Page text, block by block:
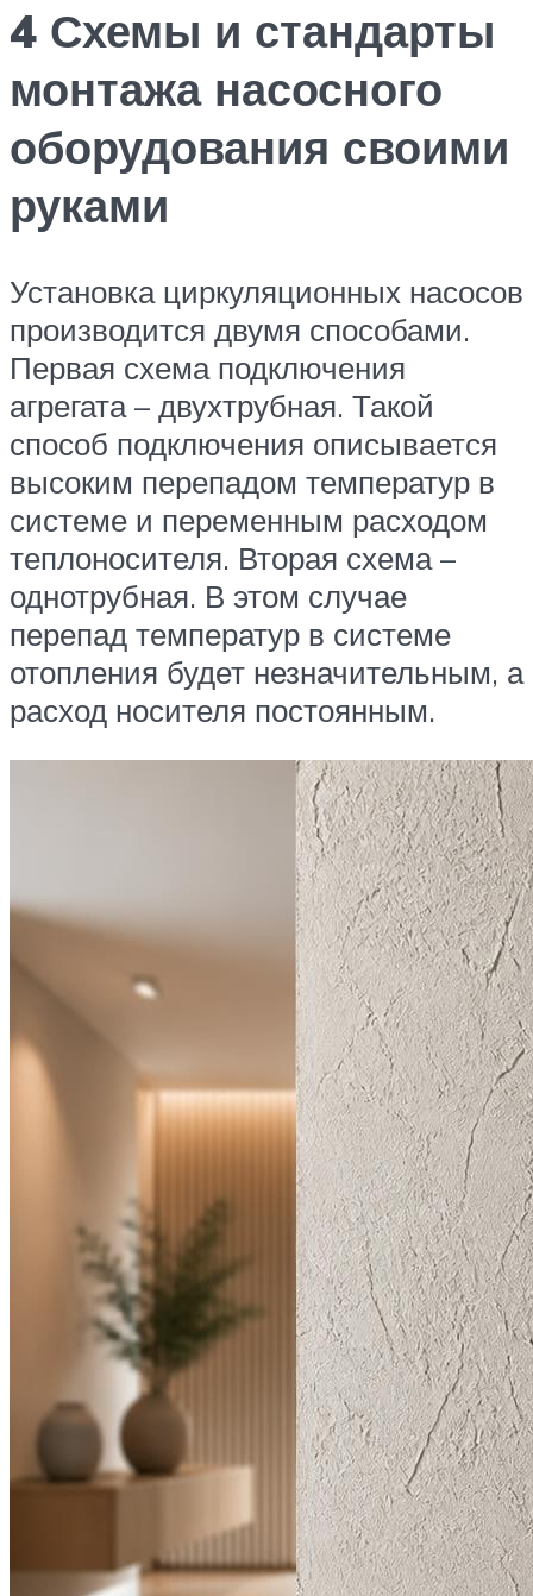
4 Схемы и стандарты
монтажа насосного
оборудования своими
руками
Установка циркуляционных насосов
производится двумя способами.
Первая схема подключения
агрегата – двухтрубная. Такой
способ подключения описывается
высоким перепадом температур в
системе и переменным расходом
теплоносителя. Вторая схема –
однотрубная. В этом случае
перепад температур в системе
отопления будет незначительным, а
расход носителя постоянным.